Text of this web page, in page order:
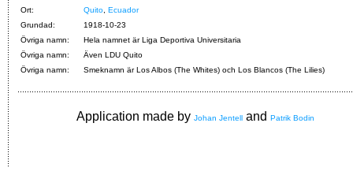
Ort:
Quito Ecuador
Grundad:
1918-10-23
Övriga namn:
Hela namnet är Liga Deportiva Universitaria
Övriga namn:
Även LDU Quito
Övriga namn:
Smeknamn är Los Albos (The Whites) och Los Blancos (The Lilies)
Application made by Johan Jentell and Patrik Bodin